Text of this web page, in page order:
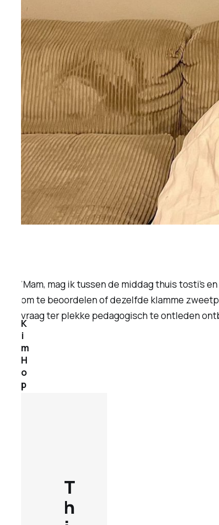
'Mam, mag ik tussen de middag thuis tosti’s
om te beoordelen of dezelfde klamme
vraag ter plekke pedagogisch te ontleden
T
h
K
i
m
H
o
p